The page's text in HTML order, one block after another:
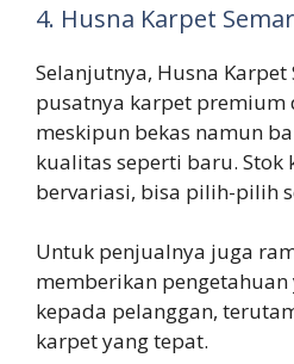
4. Husna Karpet
Selanjutnya, Husna
pusatnya karpet premium
meskipun bekas namun
kualitas seperti baru. Stok
bervariasi, bisa pilih-pilih
Untuk penjualnya juga
memberikan
kepada pelanggan,
karpet yang tepat.